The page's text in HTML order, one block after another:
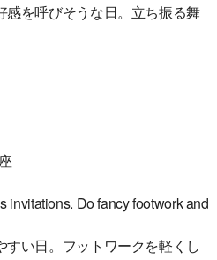
感を呼びそうな日。立ち振る舞
invitations. Do fancy footwork and
すい日。フットワークを軽くし